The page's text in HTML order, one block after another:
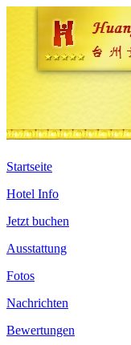
Startseite
Hotel Info
Jetzt buchen
Ausstattung
Fotos
Nachrichten
Bewertungen